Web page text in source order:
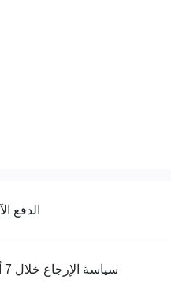
الدفع
سياسة الإرجاع خلال 7 أيام